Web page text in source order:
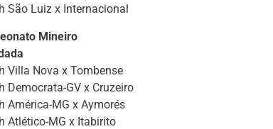
São Luiz x Internacional
Mineiro
Villa Nova x Tombense
Democrata-GV x Cruzeiro
América-MG x Aymorés
Atlético-MG x Itabirito